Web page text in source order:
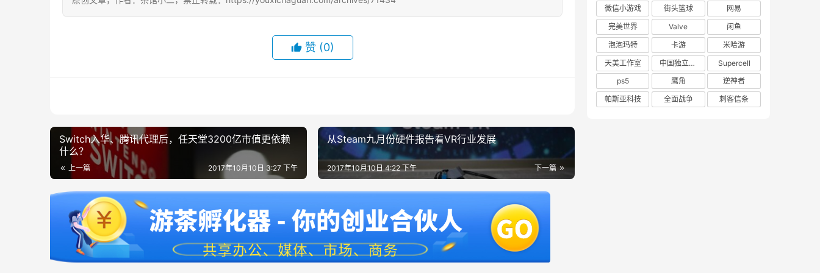
赞 (0)
Switch入华、腾讯代理后，任天堂3200亿市值更依赖
什么？
上一篇 2017年10月10日 3:27 下午
从Steam九月份硬件报告看VR行业发展
下一篇
2017年10月10日 4:22 下午
微信小游戏
街头篮球
网易
完美世界
Valve
闲鱼
泡泡玛特
卡游
米哈游
天美工作室
中国独立游戏联盟
Supercell
ps5
鹰角
逆神者
帕斯亚科技
全面战争 刺客信条